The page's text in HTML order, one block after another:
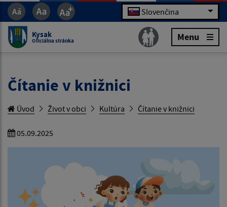
Slovenčina
Kysak
Oficiálna stránka Menu
Čítanie v knižnici
Úvod Život v obci Kultúra Čítanie v knižnici
05.09.2025